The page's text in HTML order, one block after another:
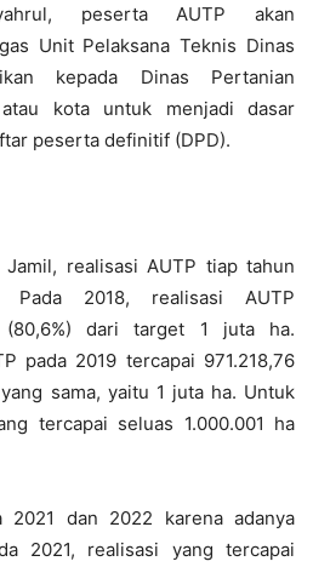
peserta AUTP akan
Unit Pelaksana Teknis Dinas
kepada Dinas Pertanian
kota untuk menjadi dasar
peserta definitif (DPD).
realisasi AUTP tiap tahun
Pada 2018, realisasi AUTP
(80,6%) dari target 1 juta ha.
pada 2019 tercapai 971.218,76
sama, yaitu 1 juta ha. Untuk
tercapai seluas 1.000.001 ha
2021 dan 2022 karena adanya
2021, realisasi yang tercapai